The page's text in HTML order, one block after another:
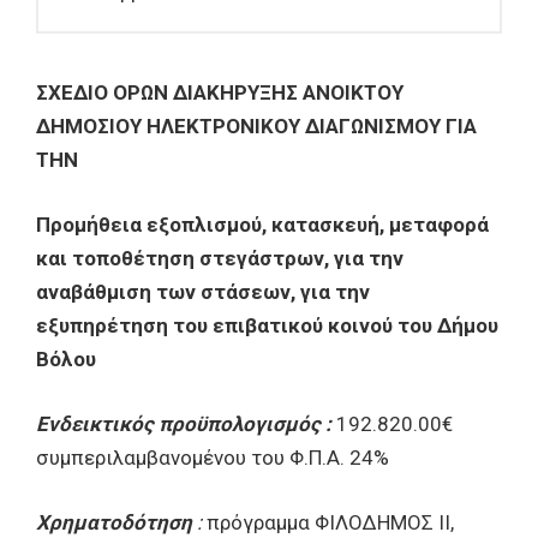
ΣΧΕΔΙΟ ΟΡΩΝ ΔΙΑΚΗΡΥΞΗΣ ΑΝΟΙΚΤΟΥ
ΔΗΜΟΣΙΟΥ ΗΛΕΚΤΡΟΝΙΚΟΥ ΔΙΑΓΩΝΙΣΜΟΥ ΓΙΑ
ΤΗΝ
Προμήθεια εξοπλισμού, κατασκευή, μεταφορά
και τοποθέτηση στεγάστρων, για την
αναβάθμιση των στάσεων, για την
εξυπηρέτηση του επιβατικού κοινού του Δήμου
Βόλου
Ενδεικτικός προϋπολογισμός : 192.820.00€
συμπεριλαμβανομένου του Φ.Π.Α. 24%
Χρηματοδότηση :πρόγραμμα ΦΙΛΟΔΗΜΟΣ ΙΙ,